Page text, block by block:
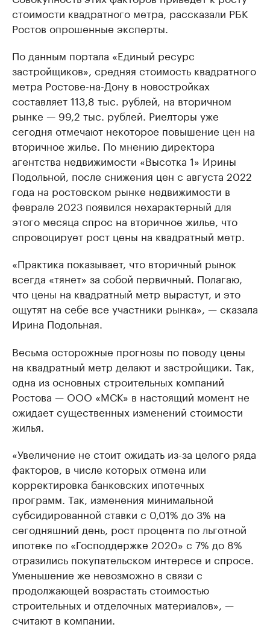
стоимости квадратного метра, рассказали РБК
Ростов опрошенные эксперты.
По данным портала «Единый ресурс
застройщиков», средняя стоимость квадратного
метра Ростове-на-Дону в новостройках
составляет 113,8 тыс. рублей, на вторичном
рынке — 99,2 тыс. рублей. Риелторы уже
сегодня отмечают некоторое повышение цен на
вторичное жилье. По мнению директора
агентства недвижимости «Высотка 1» Ирины
Подольной, после снижения цен с августа 2022
года на ростовском рынке недвижимости в
феврале 2023 появился нехарактерный для
этого месяца спрос на вторичное жилье, что
спровоцирует рост цены на квадратный метр.
«Практика показывает, что вторичный рынок
всегда «тянет» за собой первичный. Полагаю,
что цены на квадратный метр вырастут, и это
ощутят на себе все участники рынка», — сказала
Ирина Подольная.
Весьма осторожные прогнозы по поводу цены
на квадратный метр делают и застройщики. Так,
одна из основных строительных компаний
Ростова — ООО «МСК» в настоящий момент не
ожидает существенных изменений стоимости
жилья.
«Увеличение не стоит ожидать из-за целого ряда
факторов, в числе которых отмена или
корректировка банковских ипотечных
программ. Так, изменения минимальной
субсидированной ставки с 0,01% до 3% на
сегодняшний день, рост процента по льготной
ипотеке по «Господдержке 2020» с 7% до 8%
отразились покупательском интересе и спросе.
Уменьшение же невозможно в связи с
продолжающей возрастать стоимостью
строительных и отделочных материалов», —
считают в компании.